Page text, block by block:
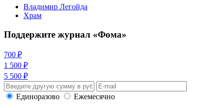
Владимир Легойда
Храм
Поддержите журнал «Фома»
700 ₽
1 500 ₽
5 500 ₽
Единоразово
Ежемесячно